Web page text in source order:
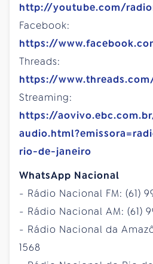
http://youtube.com/
Facebook:
https://
Threads:
https://
Streaming:
https://
rio-de-janeiro
WhatsApp Nacional
- Rádio Nacional FM: (61)
- Rádio Nacional AM: (61)
- Rádio Nacional da
1568